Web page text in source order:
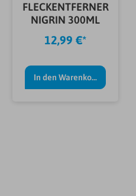
FLECKENTFERNER
NIGRIN 300ML
12,99 €*
In den Warenkorb